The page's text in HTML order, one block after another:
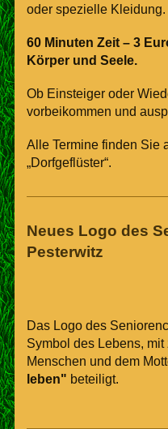
oder spezielle Kleidung.
60 Minuten Zeit – 3
Körper und Seele.
Ob Einsteiger oder
vorbeikommen und
Alle Termine finden Sie
„Dorfgeflüster“.
Neues Logo des
Pesterwitz
Das Logo des
Symbol des Lebens,
Menschen und dem
leben" beteiligt.